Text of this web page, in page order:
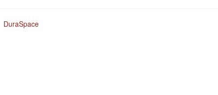
DuraSpace